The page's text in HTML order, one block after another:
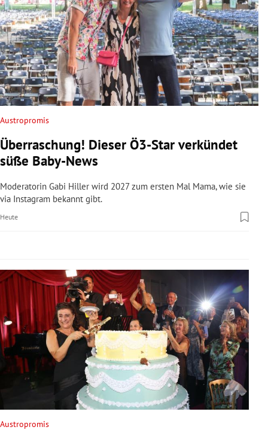
Untermenü
Untermenü
Untermenü
Untermenü
Untermenü
Untermenü
Untermenü
Austropromis
Überraschung! Dieser Ö3-Star verkündet
süße Baby-News
Moderatorin Gabi Hiller wird 2027 zum ersten Mal Mama, wie sie
via Instagram bekannt gibt.
Heute
Austropromis